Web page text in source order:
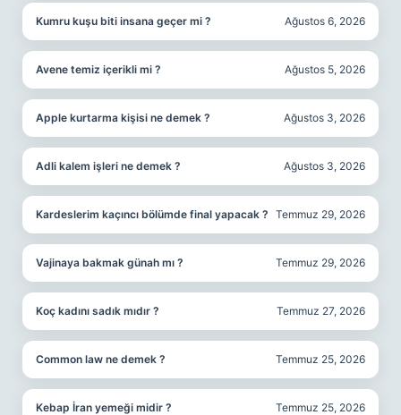
Kumru kuşu biti insana geçer mi ? Ağustos 6, 2026
Avene temiz içerikli mi ? Ağustos 5, 2026
Apple kurtarma kişisi ne demek ? Ağustos 3, 2026
Adli kalem işleri ne demek ? Ağustos 3, 2026
Kardeslerim kaçıncı bölümde final yapacak ? Temmuz 29, 2026
Vajinaya bakmak günah mı ? Temmuz 29, 2026
Koç kadını sadık mıdır ? Temmuz 27, 2026
Common law ne demek ? Temmuz 25, 2026
Kebap İran yemeği midir ? Temmuz 25, 2026